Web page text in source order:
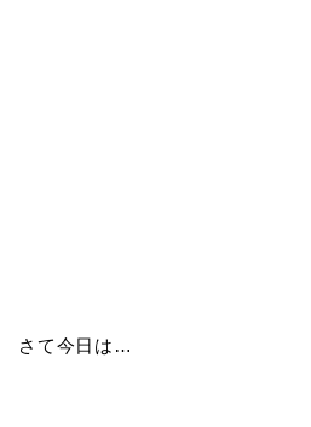
さて今日は…